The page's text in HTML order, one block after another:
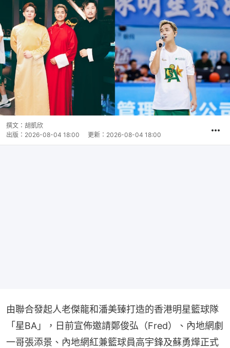
撰文： 胡凱欣
出版： 2026-08-04 18:00 更新： 2026-08-04 18:00
由聯合發起人老傑龍和潘美臻打造的香港明星籃球隊
「星BA」，日前宣佈邀請鄭俊弘（Fred）、內地網劇
一哥張添景、內地網紅兼籃球員高宇鋒及蘇勇燁正式